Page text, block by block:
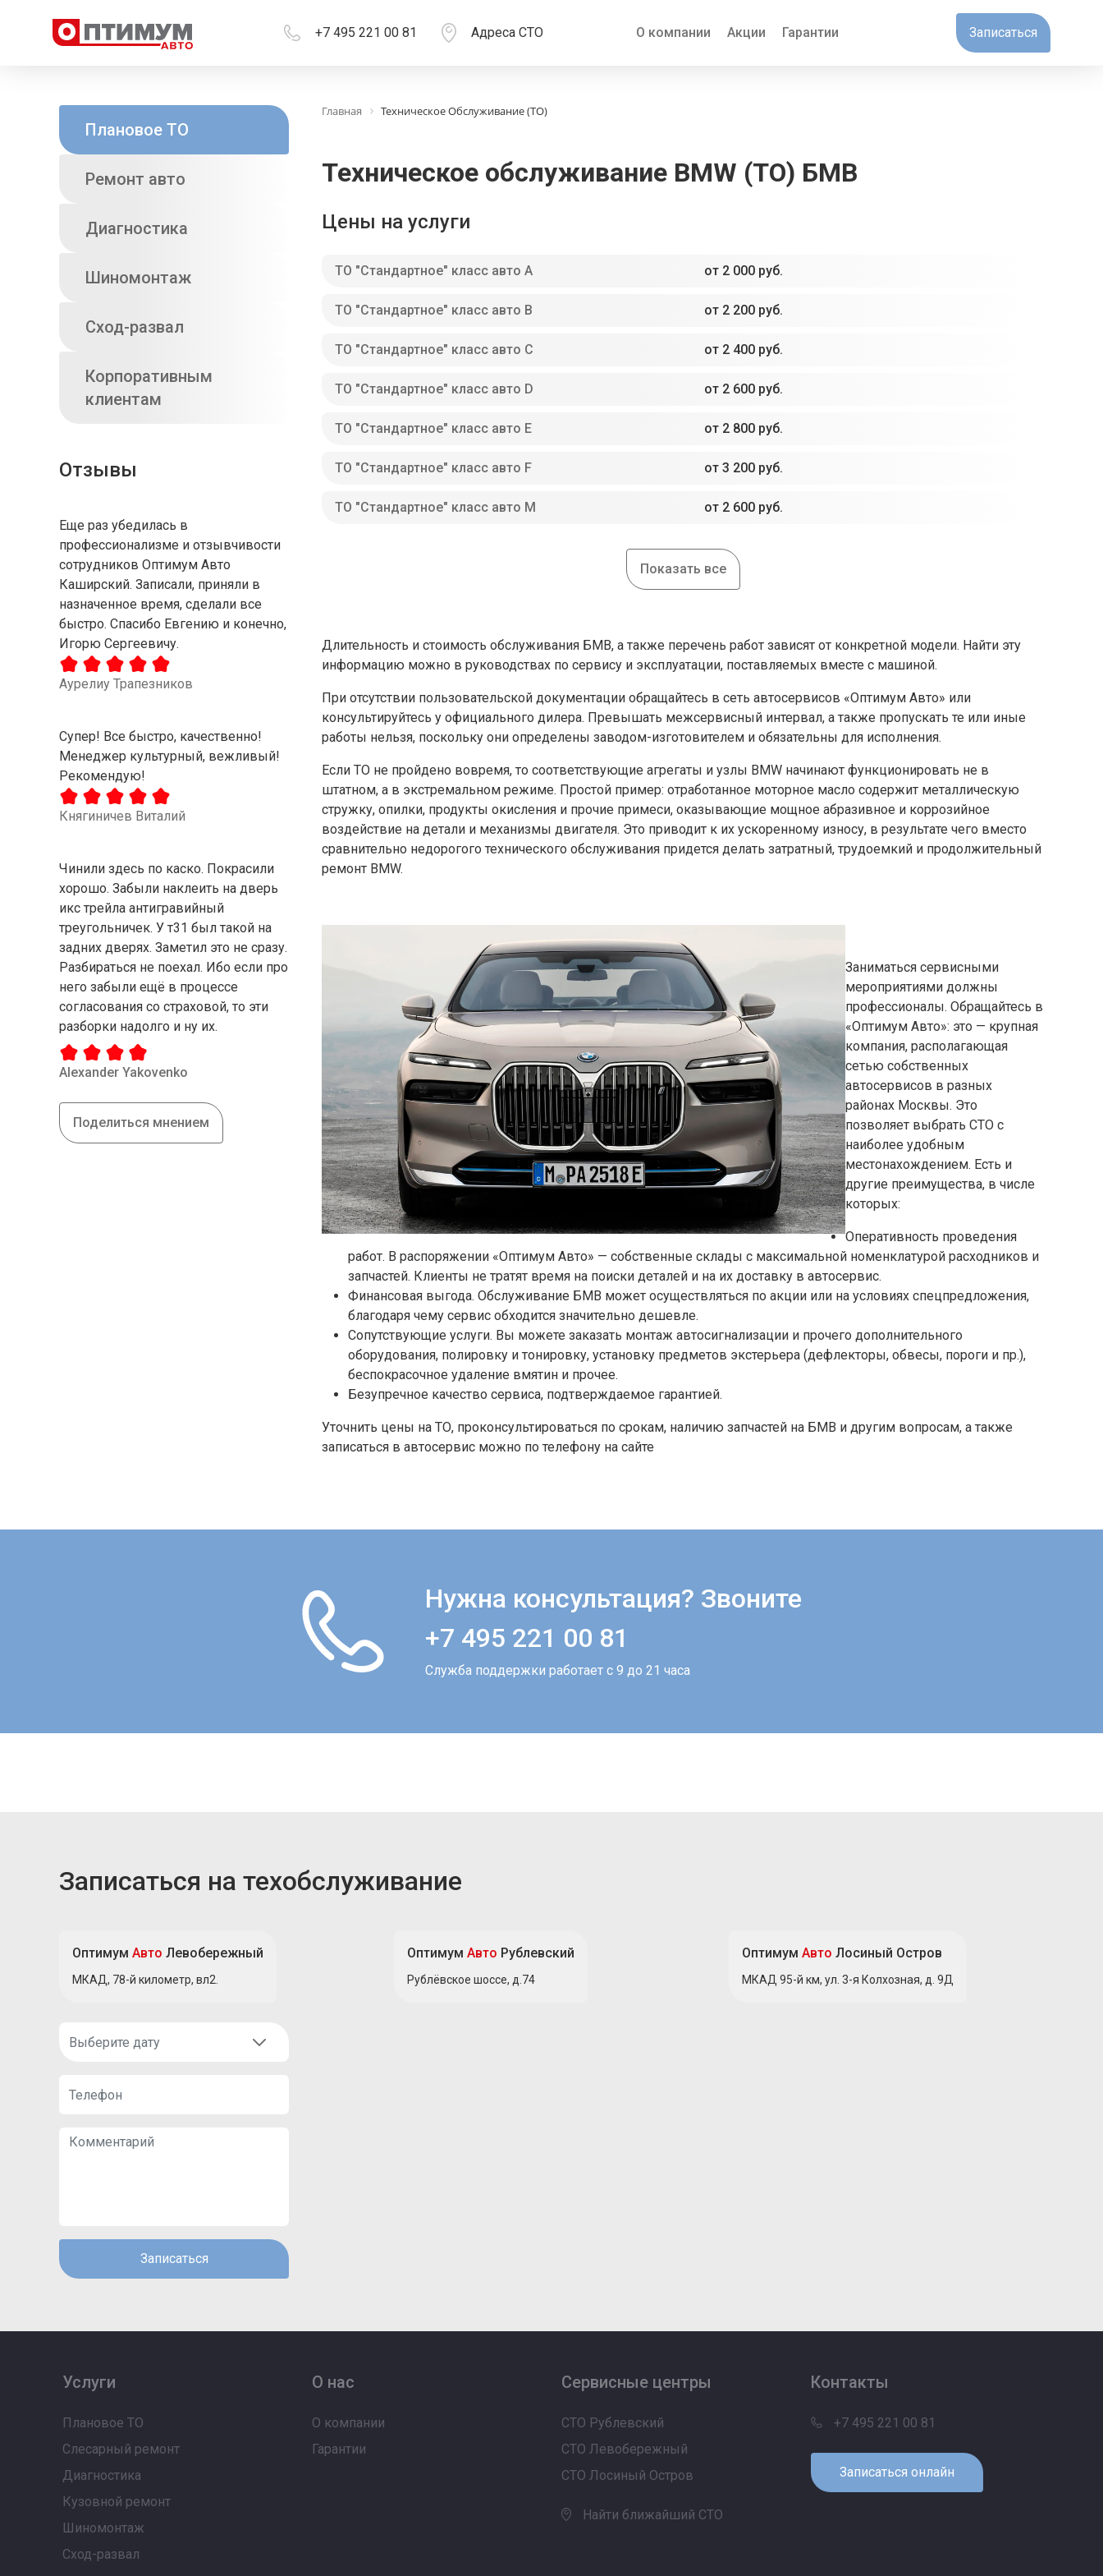
+7 495 221 00 81 Адреса СТО О компании Акции Гарантии Записаться
Плановое ТО
Ремонт авто
Диагностика
Шиномонтаж
Сход-развал
Корпоративным
клиентам
Отзывы
Еще раз убедилась в
профессионализме и отзывчивости
сотрудников Оптимум Авто
Каширский. Записали, приняли в
назначенное время, сделали все
быстро. Спасибо Евгению и конечно,
Игорю Сергеевичу.
Аурелиу Трапезников
Супер! Все быстро, качественно!
Менеджер культурный, вежливый!
Рекомендую!
Княгиничев Виталий
Чинили здесь по каско. Покрасили
хорошо. Забыли наклеить на дверь
икс трейла антигравийный
треугольничек. У т31 был такой на
задних дверях. Заметил это не сразу.
Разбираться не поехал. Ибо если про
него забыли ещё в процессе
согласования со страховой, то эти
разборки надолго и ну их.
Alexander Yakovenko
Поделиться мнением
Главная Техническое Обслуживание (ТО)
Техническое обслуживание BMW (ТО) БМВ
Цены на услуги
ТО "Стандартное" класс авто A от 2 000 руб.
ТО "Стандартное" класс авто В от 2 200 руб.
ТО "Стандартное" класс авто С от 2 400 руб.
ТО "Стандартное" класс авто D от 2 600 руб.
ТО "Стандартное" класс авто E от 2 800 руб.
ТО "Стандартное" класс авто F от 3 200 руб.
ТО "Стандартное" класс авто M от 2 600 руб.
Показать все
Длительность и стоимость обслуживания БМВ, а также перечень работ зависят от конкретной модели. Найти эту
информацию можно в руководствах по сервису и эксплуатации, поставляемых вместе с машиной.
При отсутствии пользовательской документации обращайтесь в сеть автосервисов «Оптимум Авто» или
консультируйтесь у официального дилера. Превышать межсервисный интервал, а также пропускать те или иные
работы нельзя, поскольку они определены заводом-изготовителем и обязательны для исполнения.
Если ТО не пройдено вовремя, то соответствующие агрегаты и узлы BMW начинают функционировать не в
штатном, а в экстремальном режиме. Простой пример: отработанное моторное масло содержит металлическую
стружку, опилки, продукты окисления и прочие примеси, оказывающие мощное абразивное и коррозийное
воздействие на детали и механизмы двигателя. Это приводит к их ускоренному износу, в результате чего вместо
сравнительно недорогого технического обслуживания придется делать затратный, трудоемкий и продолжительный
ремонт BMW.
Заниматься сервисными
мероприятиями должны
профессионалы. Обращайтесь в
«Оптимум Авто»: это — крупная
компания, располагающая
сетью собственных
автосервисов в разных
районах Москвы. Это
позволяет выбрать СТО с
наиболее удобным
местонахождением. Есть и
другие преимущества, в числе
которых:
Оперативность проведения
работ. В распоряжении «Оптимум Авто» — собственные склады с максимальной номенклатурой расходников и
запчастей. Клиенты не тратят время на поиски деталей и на их доставку в автосервис.
Финансовая выгода. Обслуживание БМВ может осуществляться по акции или на условиях спецпредложения,
благодаря чему сервис обходится значительно дешевле.
Сопутствующие услуги. Вы можете заказать монтаж автосигнализации и прочего дополнительного
оборудования, полировку и тонировку, установку предметов экстерьера (дефлекторы, обвесы, пороги и пр.),
беспокрасочное удаление вмятин и прочее.
Безупречное качество сервиса, подтверждаемое гарантией.
Уточнить цены на ТО, проконсультироваться по срокам, наличию запчастей на БМВ и другим вопросам, а также
записаться в автосервис можно по телефону на сайте
Нужна консультация? Звоните
+7 495 221 00 81
Служба поддержки работает с 9 до 21 часа
Записаться на техобслуживание
Оптимум Авто Левобережный
МКАД, 78-й километр, вл2.
Оптимум Авто Рублевский
Рублёвское шоссе, д.74
Оптимум Авто Лосиный Остров
МКАД 95-й км, ул. 3-я Колхозная, д. 9Д
Записаться
Услуги
Плановое ТО
Слесарный ремонт
Диагностика
Кузовной ремонт
Шиномонтаж
Сход-развал
О нас
О компании
Гарантии
Сервисные центры
СТО Рублевский
СТО Левобережный
СТО Лосиный Остров
Найти ближайший СТО
Контакты
+7 495 221 00 81
Записаться онлайн